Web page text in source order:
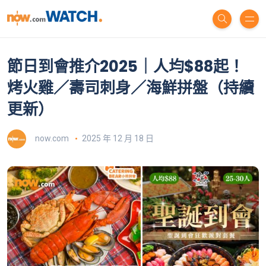
節日到會推介2025｜人均$88起！
烤火雞／壽司刺身／海鮮拼盤（持續
更新）
now.com 2025 年 12 月 18 日